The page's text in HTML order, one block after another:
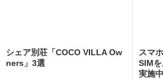
シェア別荘「COCO VILLA Ow
ners」3選
スマ
SIM
実施中